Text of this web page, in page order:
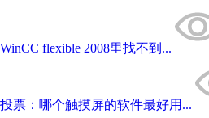
WinCC flexible 2008里找不到...
投票：哪个触摸屏的软件最好用...